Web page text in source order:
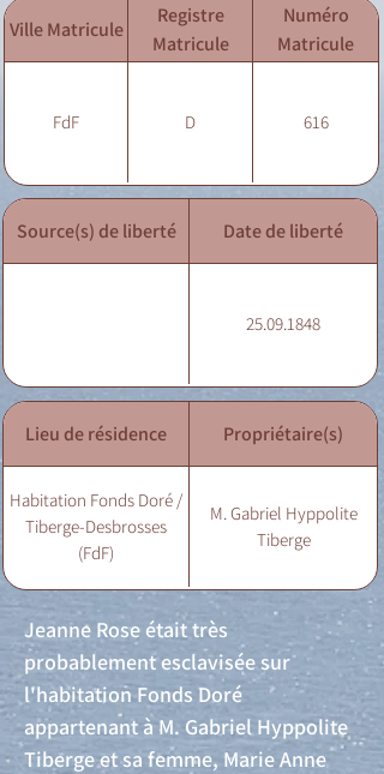
Ville Matricule
Registre
Matricule
Numéro
Matricule
FdF D 616
Source(s) de liberté Date de liberté
25.09.1848
Lieu de résidence Propriétaire(s)
Habitation Fonds Doré /
Tiberge-Desbrosses
(FdF)
M. Gabriel Hyppolite
Tiberge
Jeanne Rose était très
probablement esclavisée sur
l'habitation Fonds Doré
appartenant à M. Gabriel Hyppolite
Tiberge et sa femme, Marie Anne